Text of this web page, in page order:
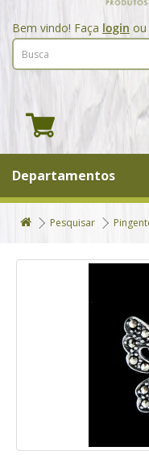
Bem vindo! Faça login ou
Departamentos
Pesquisar